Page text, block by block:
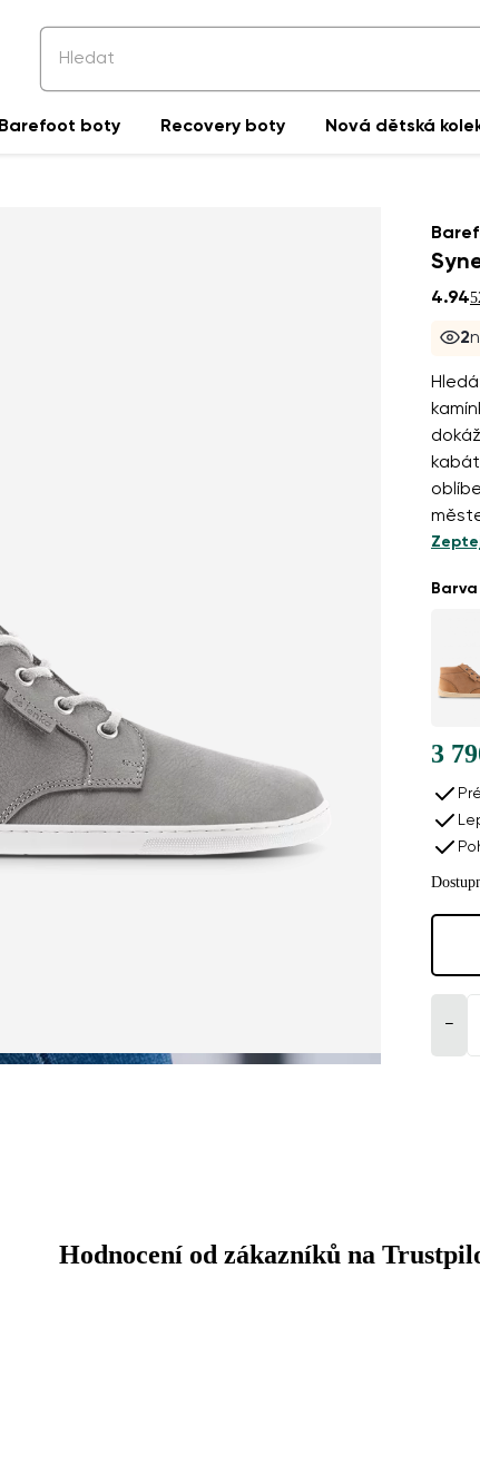
Barefoot boty Recovery boty Nová dětská
4.94
2
3
−
Hodnocení od zákazníků na